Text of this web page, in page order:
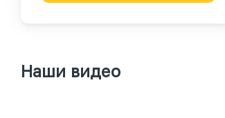
Наши видео